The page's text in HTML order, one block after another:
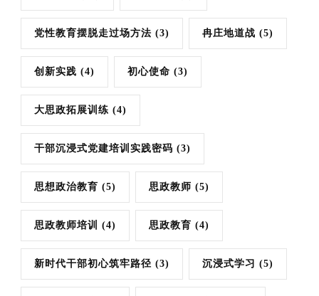
党性教育摆脱走过场方法 (3) 冉庄地道战 (5)
创新实践 (4) 初心使命 (3)
大思政拓展训练 (4)
干部沉浸式党建培训实践密码 (3)
思想政治教育 (5) 思政教师 (5)
思政教师培训 (4) 思政教育 (4)
新时代干部初心筑牢路径 (3) 沉浸式学习 (5)